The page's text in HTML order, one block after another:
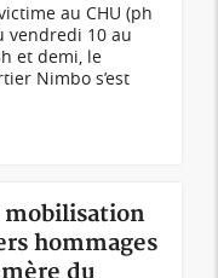
au CHU (ph
vendredi 10 au
et demi, le
Nimbo s’est
hommages